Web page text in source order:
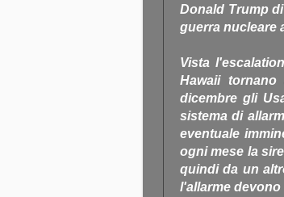
Donald Trump
guerra nucleare
Vista
Hawaii
dicembre gli
sistema di
eventuale
ogni mese la
quindi da un
l'allarme